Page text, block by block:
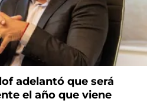
adelantó que será
el año que viene